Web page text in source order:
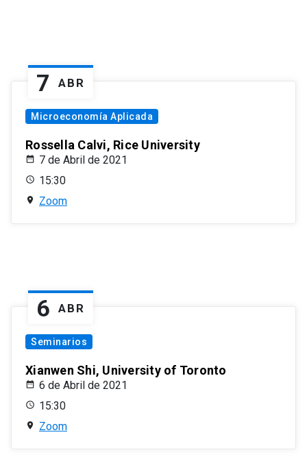
7 ABR
Microeconomía Aplicada
Rossella Calvi, Rice University
7 de Abril de 2021
15:30
Zoom
6 ABR
Seminarios
Xianwen Shi, University of Toronto
6 de Abril de 2021
15:30
Zoom